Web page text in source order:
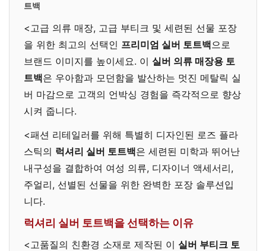
트백
<고급 의류 매장, 고급 부티크 및 세련된 선물 포장
을 위한 최고의 선택인 프리미엄 실버 토트백으로
브랜드 이미지를 높이세요. 이 실버 의류 매장용 토
트백은 우아함과 모던함을 발산하는 멋진 메탈릭 실
버 마감으로 고객의 언박싱 경험을 즉각적으로 향상
시켜 줍니다.
<패션 리테일러를 위해 특별히 디자인된 로즈 플라
스틱의 럭셔리 실버 토트백은 세련된 미학과 뛰어난
내구성을 결합하여 여성 의류, 디자이너 액세서리,
주얼리, 선별된 선물을 위한 완벽한 포장 솔루션입
니다.
럭셔리 실버 토트백을 선택하는 이유
<고품질의 친환경 소재로 제작된 이 실버 부티크 토